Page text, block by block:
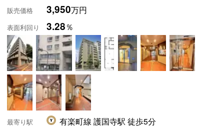
販売価格 3,950万円
表面利回り 3.28％
最寄り駅 有楽町線 護国寺駅 徒歩5分